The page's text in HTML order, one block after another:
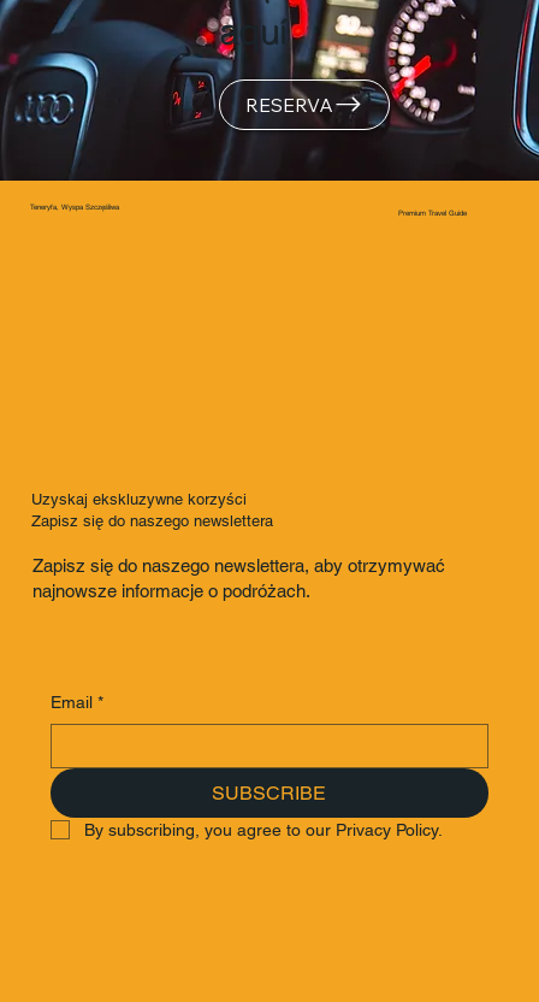
aquí
RESERVA
Teneryfa, Wyspa Szczęśliwa
Uzyskaj ekskluzywne korzyści
Zapisz się do naszego newslettera
Zapisz się do naszego newslettera, aby otrzymywać
najnowsze informacje o podróżach.
Email *
SUBSCRIBE
By subscribing, you agree to our Privacy Policy.
Premium Travel Guide